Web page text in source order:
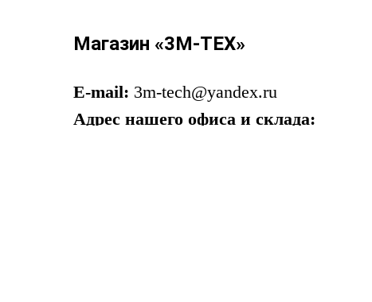
Магазин «3М-ТЕХ»
E-mail: 3m-tech@yandex.ru
Адрес нашего офиса и склада: